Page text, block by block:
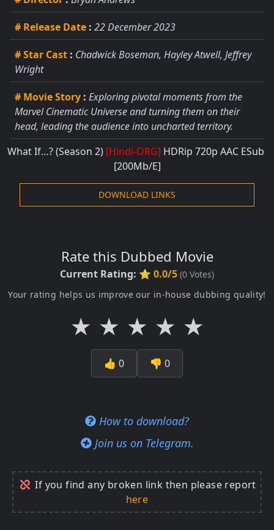
# Release Date : 22 December 2023
# Star Cast : Chadwick Boseman, Hayley Atwell, Jeffrey
Wright
# Movie Story : Exploring pivotal moments from the
Marvel Cinematic Universe and turning them on their
head, leading the audience into uncharted territory.
What If…? (Season 2) [Hindi-ORG] HDRip 720p AAC ESub
[200Mb/E]
DOWNLOAD LINKS
Rate this Dubbed Movie
Current Rating: ⭐ 0.0/5 (0 Votes)
Your rating helps us improve our in-house dubbing quality!
★ ★ ★ ★ ★
👍 0 👎 0
How to download?
Join us on Telegram.
If you find any broken link then please report
here